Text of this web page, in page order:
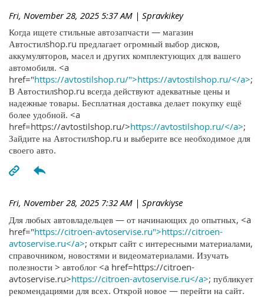
Fri, November 28, 2025 5:37 AM | Spravkikey
Когда ищете стильные автозапчасти — магазин
Автостилshop.ru предлагает огромный выбор дисков,
аккумуляторов, масел и других комплектующих для вашего
автомобиля. <a
href="https://avtostilshop.ru/">https://avtostilshop.ru/</a>;
В Автостилshop.ru всегда действуют адекватные цены и
надежные товары. Бесплатная доставка делает покупку ещё
более удобной. <a
href=https://avtostilshop.ru/>https://avtostilshop.ru/</a>;
Зайдите на Автостилshop.ru и выберите все необходимое для
своего авто.
Fri, November 28, 2025 7:32 AM | Spravkiyse
Для любых автовладельцев — от начинающих до опытных, <a
href="https://citroen-avtoservise.ru">https://citroen-
avtoservise.ru</a>; открыт сайт с интересными материалами,
справочником, новостями и видеоматериалами. Изучать
полезности > автоблог <a href=https://citroen-
avtoservise.ru>https://citroen-avtoservise.ru</a>; публикует
рекомендациями для всех. Открой новое — перейти на сайт.